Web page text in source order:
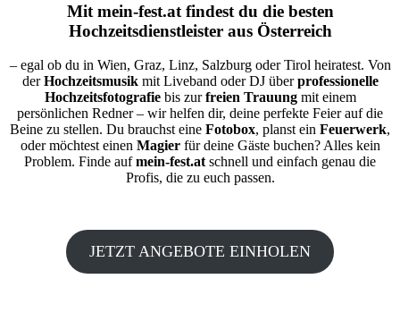
Mit mein-fest.atfindest du die besten
Hochzeitsdienstleister aus Österreich
– egal ob du in Wien, Graz, Linz, Salzburg oder Tirol heiratest. Von
derHochzeitsmusikmit Liveband oder DJ überprofessionelle
Hochzeitsfotografiebis zurfreien Trauungmit einem
persönlichen Redner – wir helfen dir, deine perfekte Feier auf die
Beine zu stellen. Du brauchst eine Fotobox, planst ein Feuerwerk,
oder möchtest einen Magierfür deine Gäste buchen? Alles kein
Problem. Finde aufmein-fest.atschnell und einfach genau die
Profis, die zu euch passen.
JETZT ANGEBOTE EINHOLEN